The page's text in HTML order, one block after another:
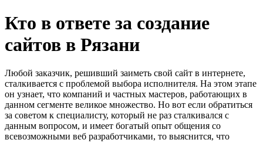
Кто в ответе за создание
сайтов в Рязани
Любой заказчик, решивший заиметь свой сайт в интернете,
сталкивается с проблемой выбора исполнителя. На этом этапе
он узнает, что компаний и частных мастеров, работающих в
данном сегменте великое множество. Но вот если обратиться
за советом к специалисту, который не раз сталкивался с
данным вопросом, и имеет богатый опыт общения со
всевозможными веб разработчиками, то выяснится, что